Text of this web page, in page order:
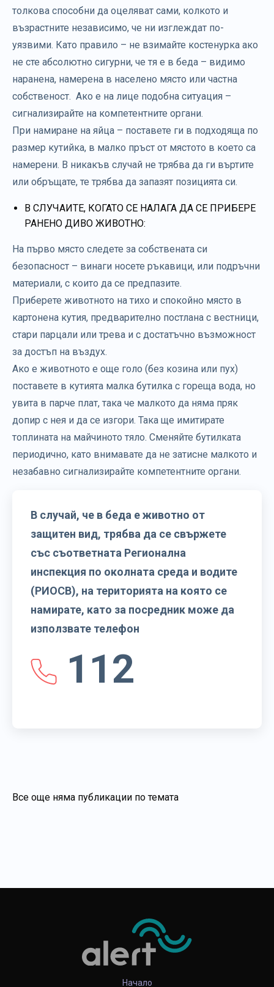
толкова способни да оцеляват сами, колкото и
възрастните независимо, че ни изглеждат по-
уязвими. Като правило – не взимайте костенурка ако
не сте абсолютно сигурни, че тя е в беда – видимо
наранена, намерена в населено място или частна
собственост. Ако е на лице подобна ситуация –
сигнализирайте на компетентните органи.
При намиране на яйца – поставете ги в подходяща по
размер кутийка, в малко пръст от мястото в което са
намерени. В никакъв случай не трябва да ги въртите
или обръщате, те трябва да запазят позицията си.
В СЛУЧАИТЕ, КОГАТО СЕ НАЛАГА ДА СЕ ПРИБЕРЕ
РАНЕНО ДИВО ЖИВОТНО:
На първо място следете за собствената си
безопасност – винаги носете ръкавици, или подръчни
материали, с които да се предпазите.
Приберете животното на тихо и спокойно място в
картонена кутия, предварително постлана с вестници,
стари парцали или трева и с достатъчно възможност
за достъп на въздух.
Ако е животното е още голо (без козина или пух)
поставете в кутията малка бутилка с гореща вода, но
увита в парче плат, така че малкото да няма пряк
допир с нея и да се изгори. Така ще имитирате
топлината на майчиното тяло. Сменяйте бутилката
периодично, като внимавате да не затисне малкото и
незабавно сигнализирайте компетентните органи.
В случай, че в беда е животно от
защитен вид, трябва да се свържете
със съответната Регионална
инспекция по околната среда и водите
(РИОСВ), на територията на която се
намирате, като за посредник може да
използвате телефон
112
Все още няма публикации по темата
Начало